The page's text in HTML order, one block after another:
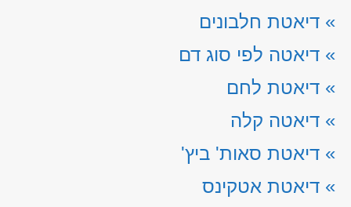
» דיאטת חלבונים
» דיאטה לפי סוג דם
» דיאטת לחם
» דיאטה קלה
» דיאטת סאות' ביץ'
» דיאטת אטקינס